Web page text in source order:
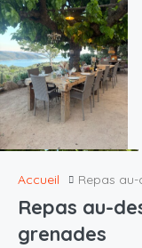
Accueil Repas
Repas au-
grenades